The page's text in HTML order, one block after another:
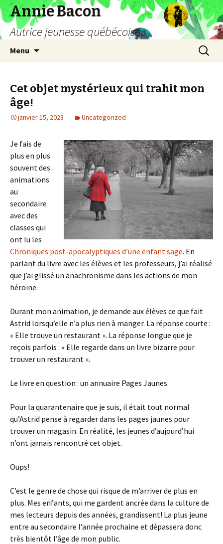
Annie Bacon
Autrice jeunesse québécoise
Menu
Cet objet mystérieux qui trahit mon
âge!
janvier 15, 2023 Uncategorized
Je fais de
plus en plus
souvent des
animations
au
secondaire
avec des
classes qui
ont lu les
Chroniques post-apocalyptiques d’une enfant sage. En
parlant du livre avec les élèves et les professeurs, j’ai réalisé
que j’ai glissé un anachronisme dans les actions de mon
héroïne.
Durant mon animation, je demande aux élèves ce que fait
Astrid lorsqu’elle n’a plus rien à manger. La réponse courte :
« Elle trouve un restaurant ». La réponse longue que je
reçois parfois : « Elle regarde dans un livre bizarre pour
trouver un restaurant ».
Le livre en question : un annuaire Pages Jaunes.
Pour la quarantenaire que je suis, il était tout normal
qu’Astrid pense à regarder dans les pages jaunes pour
trouver un magasin. En réalité, les jeunes d’aujourd’hui
n’ont jamais rencontré cet objet.
Oups!
C’est le genre de chose qui risque de m’arriver de plus en
plus. Mes enfants, qui me gardent ancrée dans la culture de
mes lecteurs depuis des années, grandissent! La plus jeune
entre au secondaire l’année prochaine et dépassera donc
très bientôt l’âge de mon public.